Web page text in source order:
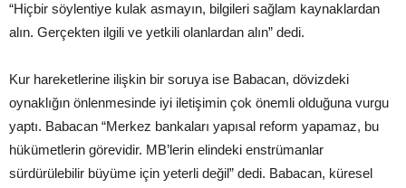
“Hiçbir söylentiye kulak asmayın, bilgileri sağlam kaynaklardan
alın. Gerçekten ilgili ve yetkili olanlardan alın” dedi.
Kur hareketlerine ilişkin bir soruya ise Babacan, dövizdeki
oynaklığın önlenmesinde iyi iletişimin çok önemli olduğuna vurgu
yaptı. Babacan “Merkez bankaları yapısal reform yapamaz, bu
hükümetlerin görevidir. MB’lerin elindeki enstrümanlar
sürdürülebilir büyüme için yeterli değil” dedi. Babacan, küresel